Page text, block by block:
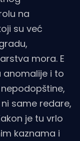
na
su već
mora. E
anomalije i to
same redare,
je tu vrlo
kaznama i